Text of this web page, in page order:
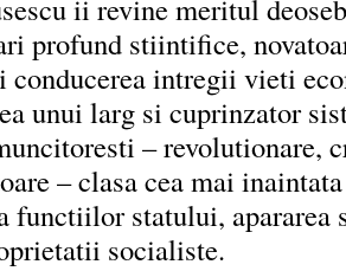
ii revine meritul
profund stiintifice,
conducerea intregii vieti
unui larg si cuprinzator
– revolutionare,
– clasa cea mai
functiilor statului, apararea
socialiste.